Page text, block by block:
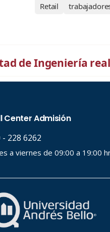
Retail
de Ingeniería